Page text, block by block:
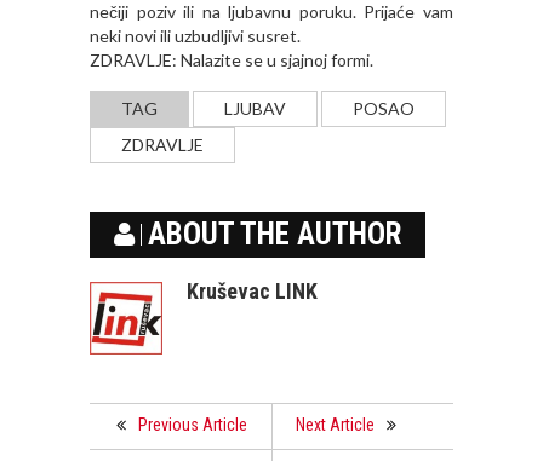
nečiji poziv ili na ljubavnu poruku. Prijaće vam
neki novi ili uzbudljivi susret.
ZDRAVLJE: Nalazite se u sjajnoj formi.
TAG LJUBAV
POSAO
ZDRAVLJE
ABOUT THE AUTHOR
Kruševac LINK
Previous Article Next Article